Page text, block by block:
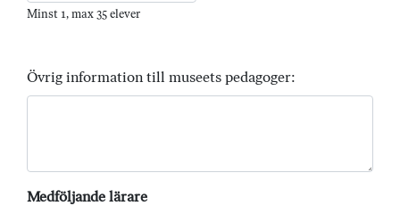
Minst 1, max 35 elever
Övrig information till museets pedagoger:
Medföljande lärare